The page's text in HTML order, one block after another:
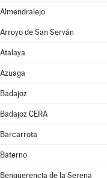
Almendralejo
Arroyo de San Serván
Atalaya
Azuaga
Badajoz
Badajoz CERA
Barcarrota
Baterno
Benquerencia de la Serena